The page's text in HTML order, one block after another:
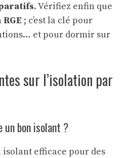
. Vérifiez enfin que
RGE ; c’est la clé pour
et pour dormir sur
sur l’isolation par
bon isolant ?
efficace pour des